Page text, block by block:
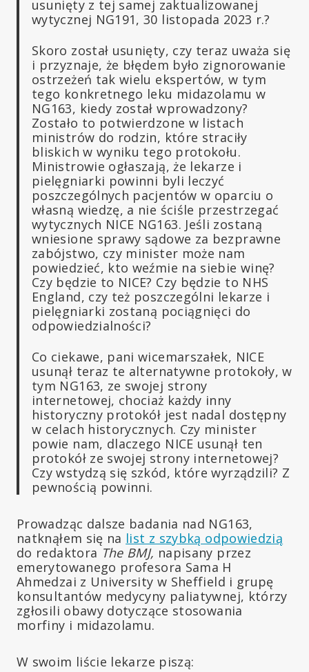
usunięty z tej samej zaktualizowanej
wytycznej NG191, 30 listopada 2023 r.?
Skoro został usunięty, czy teraz uważa się
i przyznaje, że błędem było zignorowanie
ostrzeżeń tak wielu ekspertów, w tym
tego konkretnego leku midazolamu w
NG163, kiedy został wprowadzony?
Zostało to potwierdzone w listach
ministrów do rodzin, które straciły
bliskich w wyniku tego protokołu.
Ministrowie ogłaszają, że lekarze i
pielęgniarki powinni byli leczyć
poszczególnych pacjentów w oparciu o
własną wiedzę, a nie ściśle przestrzegać
wytycznych NICE NG163. Jeśli zostaną
wniesione sprawy sądowe za bezprawne
zabójstwo, czy minister może nam
powiedzieć, kto weźmie na siebie winę?
Czy będzie to NICE? Czy będzie to NHS
England, czy też poszczególni lekarze i
pielęgniarki zostaną pociągnięci do
odpowiedzialności?
Co ciekawe, pani wicemarszałek, NICE
usunął teraz te alternatywne protokoły, w
tym NG163, ze swojej strony
internetowej, chociaż każdy inny
historyczny protokół jest nadal dostępny
w celach historycznych. Czy minister
powie nam, dlaczego NICE usunął ten
protokół ze swojej strony internetowej?
Czy wstydzą się szkód, które wyrządzili? Z
pewnością powinni.
Prowadząc dalsze badania nad NG163,
natknąłem się na list z szybką odpowiedzią
do redaktora The BMJ, napisany przez
emerytowanego profesora Sama H
Ahmedzai z University w Sheffield i grupę
konsultantów medycyny paliatywnej, którzy
zgłosili obawy dotyczące stosowania
morfiny i midazolamu.
W swoim liście lekarze piszą: